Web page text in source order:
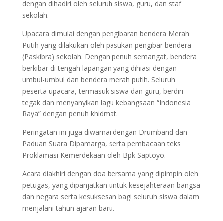
dengan dihadiri oleh seluruh siswa, guru, dan staf
sekolah.
Upacara dimulai dengan pengibaran bendera Merah
Putih yang dilakukan oleh pasukan pengibar bendera
(Paskibra) sekolah. Dengan penuh semangat, bendera
berkibar di tengah lapangan yang dihiasi dengan
umbul-umbul dan bendera merah putih. Seluruh
peserta upacara, termasuk siswa dan guru, berdiri
tegak dan menyanyikan lagu kebangsaan “Indonesia
Raya” dengan penuh khidmat.
Peringatan ini juga diwarnai dengan Drumband dan
Paduan Suara Dipamarga, serta pembacaan teks
Proklamasi Kemerdekaan oleh Bpk Saptoyo.
Acara diakhiri dengan doa bersama yang dipimpin oleh
petugas, yang dipanjatkan untuk kesejahteraan bangsa
dan negara serta kesuksesan bagi seluruh siswa dalam
menjalani tahun ajaran baru.